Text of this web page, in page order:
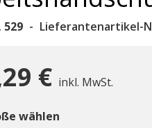
529 Lieferantenartikel-
€ inkl. MwSt.
wählen